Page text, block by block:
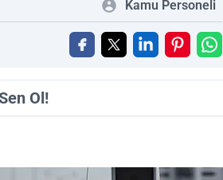
Kamu Personeli
Ol!